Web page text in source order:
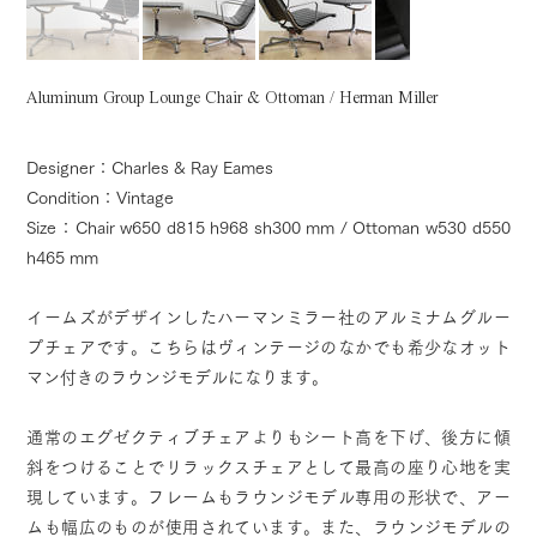
Aluminum Group Lounge Chair & Ottoman / Herman Miller
Designer：Charles & Ray Eames
Condition：Vintage
Size：Chair w650 d815 h968 sh300 mm / Ottoman w530 d550
h465 mm
イームズがデザインしたハーマンミラー社のアルミナムグルー
プチェアです。こちらはヴィンテージのなかでも希少なオット
マン付きのラウンジモデルになります。
通常のエグゼクティブチェアよりもシート高を下げ、後方に傾
斜をつけることでリラックスチェアとして最高の座り心地を実
現しています。フレームもラウンジモデル専用の形状で、アー
ムも幅広のものが使用されています。また、ラウンジモデルの